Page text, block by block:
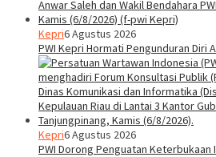
Kepri6 Agustus 2026
PWI Kepri Hormati Pengunduran Diri
Kepri6 Agustus 2026
PWI Dorong Penguatan